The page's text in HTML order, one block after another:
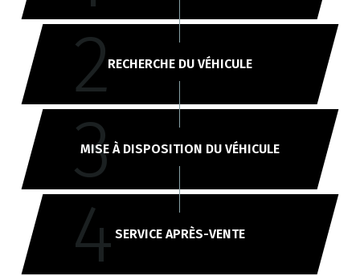
2RECHERCHE DU VÉHICULE
3
MISE À DISPOSITION DU VÉHICULE
4 SERVICE APRÈS-VENTE